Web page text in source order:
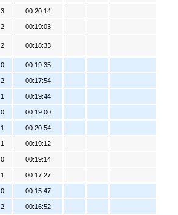
3 00:20:14
2 00:19:03
2 00:18:33
0 00:19:35
2 00:17:54
1 00:19:44
0 00:19:00
1 00:20:54
1 00:19:12
0 00:19:14
1 00:17:27
0 00:15:47
2 00:16:52